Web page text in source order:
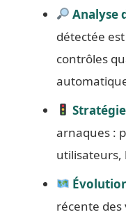
Analyse
détectée
contrôles
arnaques :
utilisateurs,
récente